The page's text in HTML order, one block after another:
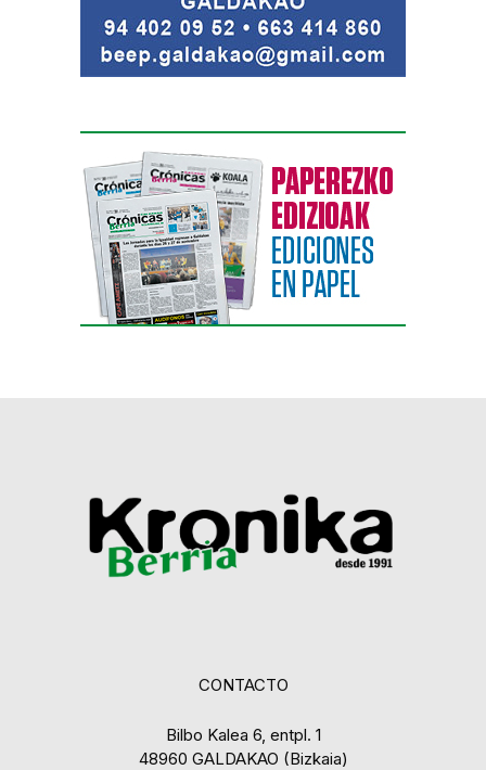
CONTACTO
Bilbo Kalea 6, entpl. 1
48960 GALDAKAO (Bizkaia)